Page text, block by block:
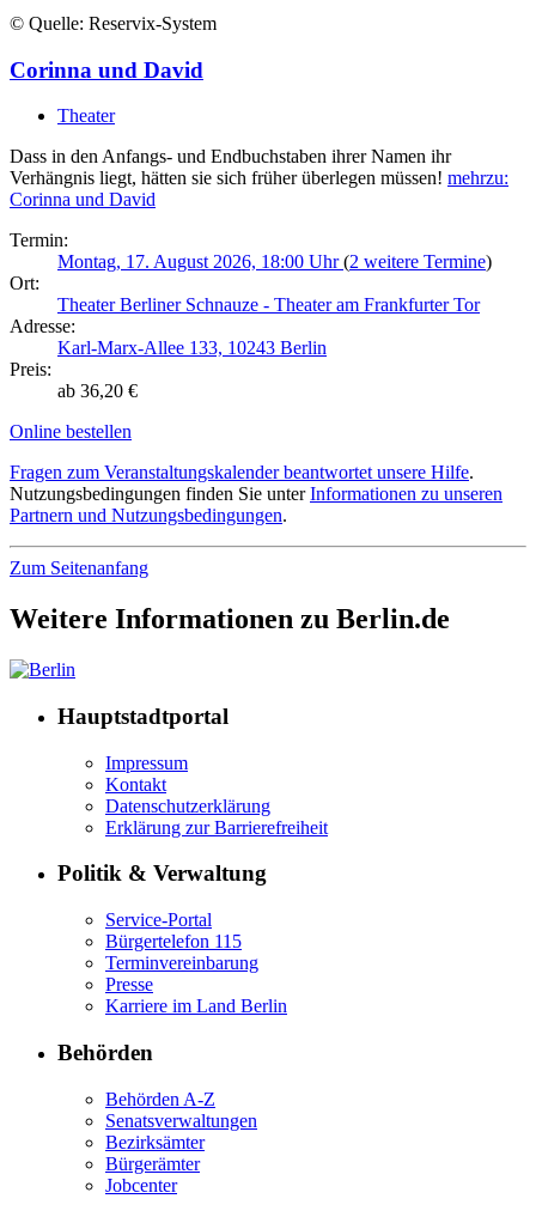
© Quelle: Reservix-System
Corinna und David
Theater
Dass in den Anfangs- und Endbuchstaben ihrer Namen ihr
Verhängnis liegt, hätten sie sich früher überlegen müssen! mehrzu:
Corinna und David
Termin:
Montag, 17. August 2026, 18:00 Uhr(2 weitere Termine)
Ort:
Theater Berliner Schnauze - Theater am Frankfurter Tor
Adresse:
Karl-Marx-Allee 133, 10243 Berlin
Preis:
ab 36,20 €
Online bestellen
Fragen zum Veranstaltungskalender beantwortet unsere Hilfe.
Nutzungsbedingungen finden Sie unterInformationen zu unseren
Partnern und Nutzungsbedingungen.
Zum Seitenanfang
Weitere Informationen zu Berlin.de
Hauptstadtportal
Impressum
Kontakt
Datenschutzerklärung
Erklärung zur Barrierefreiheit
Politik & Verwaltung
Service-Portal
Bürgertelefon 115
Terminvereinbarung
Presse
Karriere im Land Berlin
Behörden
Behörden A-Z
Senatsverwaltungen
Bezirksämter
Bürgerämter
Jobcenter